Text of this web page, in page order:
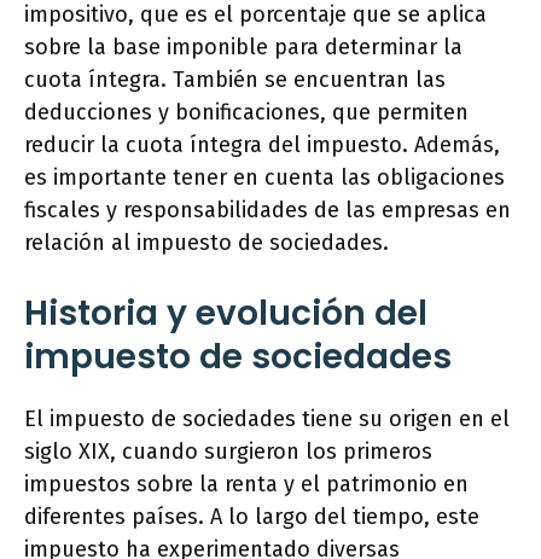
impositivo, que es el porcentaje que se aplica
sobre la base imponible para determinar la
cuota íntegra. También se encuentran las
deducciones y bonificaciones, que permiten
reducir la cuota íntegra del impuesto. Además,
es importante tener en cuenta las obligaciones
fiscales y responsabilidades de las empresas en
relación al impuesto de sociedades.
Historia y evolución del
impuesto de sociedades
El impuesto de sociedades tiene su origen en el
siglo XIX, cuando surgieron los primeros
impuestos sobre la renta y el patrimonio en
diferentes países. A lo largo del tiempo, este
impuesto ha experimentado diversas